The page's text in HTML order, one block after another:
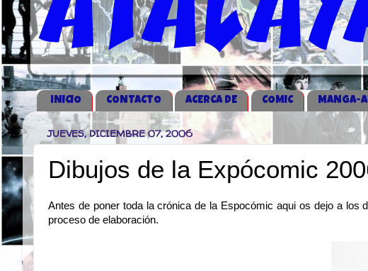
iNICIO CONTACTO ACERCA DE COMIC MANGA-
JUEVES, DICIEMBRE 07, 2006
Dibujos de la Expócomic
Antes de poner toda la crónica de la Espocómic aqui os dejo a los
proceso de elaboración.